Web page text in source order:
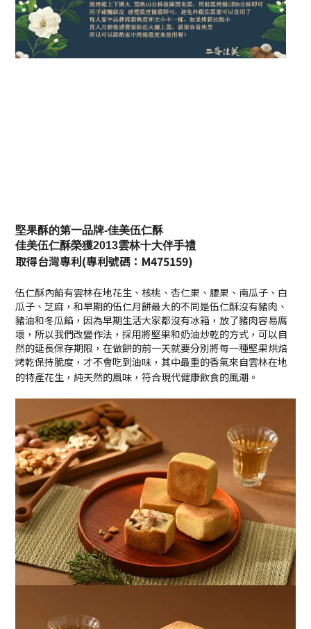
堅果酥的第一品牌-佳美伍仁酥
佳美伍仁酥榮獲2013雲林十大伴手禮
取得台灣專利(專利號碼：M475159)
伍仁酥內餡有雲林在地花生、核桃、杏仁果、腰果、南瓜子、白
瓜子、芝麻， 和早期的伍仁月餅最大的不同是伍仁酥沒有豬肉、
豬油和冬瓜餡，因為早期生活大家都沒有冰箱，放了豬肉容易腐
壞，所以我們改變作法，採用將堅果和奶油炒乾的方式，可以自
然的延長保存期限，在做餅的前一天就要分別將每一種堅果烘焙
烤乾保持脆度，才不會吃到油味，其中最重的香氣來自雲林在地
的特產花生，純天然的風味，符合現代健康飲食的風潮。